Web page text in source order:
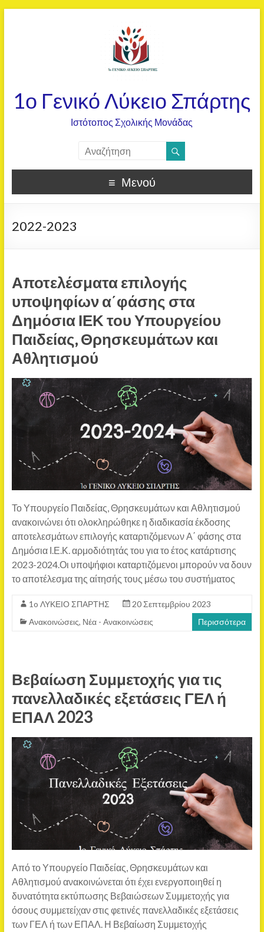
1ο Γενικό Λύκειο Σπάρτης
Ιστότοπος Σχολικής Μονάδας
Μενού
2022-2023
Αποτελέσματα επιλογής
υποψηφίων α΄φάσης στα
Δημόσια ΙΕΚ του Υπουργείου
Παιδείας, Θρησκευμάτων και
Αθλητισμού
Το Υπουργείο Παιδείας, Θρησκευμάτων και Αθλητισμού
ανακοινώνει ότι ολοκληρώθηκε η διαδικασία έκδοσης
αποτελεσμάτων επιλογής καταρτιζόμενων Α΄ φάσης στα
Δημόσια Ι.Ε.Κ. αρμοδιότητάς του για το έτος κατάρτισης
2023-2024.Οι υποψήφιοι καταρτιζόμενοι μπορούν να δουν
το αποτέλεσμα της αίτησής τους μέσω του συστήματος
1o ΛΥΚΕΙΟ ΣΠΑΡΤΗΣ
20 Σεπτεμβρίου 2023
Ανακοινώσεις, Νέα - Ανακοινώσεις Περισσότερα
Βεβαίωση Συμμετοχής για τις
πανελλαδικές εξετάσεις ΓΕΛ ή
ΕΠΑΛ 2023
Από το Υπουργείο Παιδείας, Θρησκευμάτων και
Αθλητισμού ανακοινώνεται ότι έχει ενεργοποιηθεί η
δυνατότητα εκτύπωσης Βεβαιώσεων Συμμετοχής για
όσους συμμετείχαν στις φετινές πανελλαδικές εξετάσεις
των ΓΕΛ ή των ΕΠΑΛ. Η Βεβαίωση Συμμετοχής